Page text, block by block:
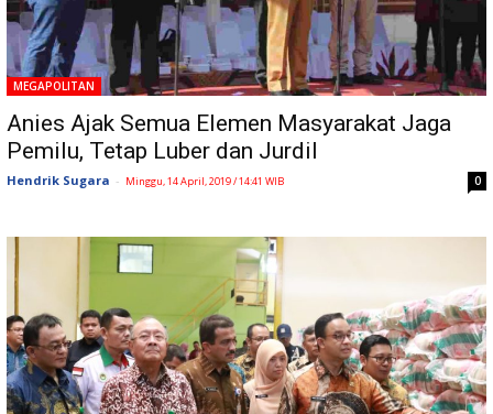
MEGAPOLITAN
Anies Ajak Semua Elemen Masyarakat Jaga
Pemilu, Tetap Luber dan Jurdil
Hendrik Sugara - Minggu, 14 April, 2019 / 14:41 WIB 0